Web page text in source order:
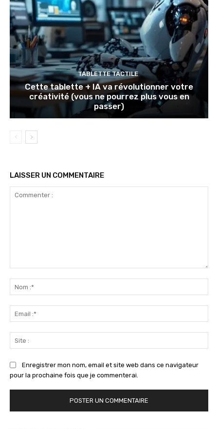
TABLETTE TACTILE
Cette tablette + IA va révolutionner votre
créativité (vous ne pourrez plus vous en
passer)
LAISSER UN COMMENTAIRE
:*
:*
:
Enregistrer mon nom, email et site web dans ce navigateur
pour la prochaine fois que je commenterai.